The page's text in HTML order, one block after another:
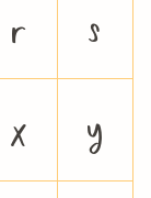
r
s
x
y